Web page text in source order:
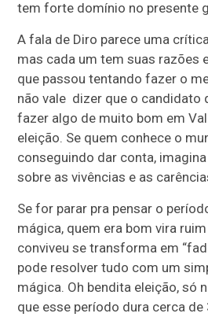
tem forte domínio no presente
A fala de Diro parece uma
mas cada um tem suas razões
que passou tentando fazer o
não vale dizer que o candidato
fazer algo de muito bom em
eleição. Se quem conhece o
conseguindo dar conta,
sobre as vivências e as
Se for parar pra pensar o
mágica, quem era bom vira
conviveu se transforma em
pode resolver tudo com um
mágica. Oh bendita eleição, só
que esse período dura cerca